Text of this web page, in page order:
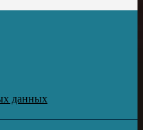
данных